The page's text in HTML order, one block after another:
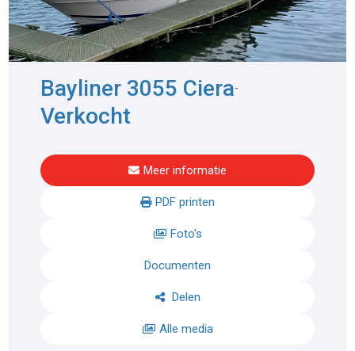
Bayliner 3055 Ciera-
Verkocht
Meer informatie
PDF printen
Foto's
Documenten
Delen
Alle media